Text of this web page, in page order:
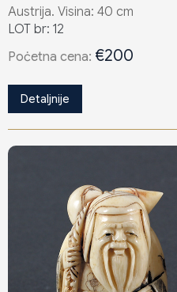
Austrija. Visina: 40 cm
LOT br: 12
Poċetna cena: €200
Detaljnije